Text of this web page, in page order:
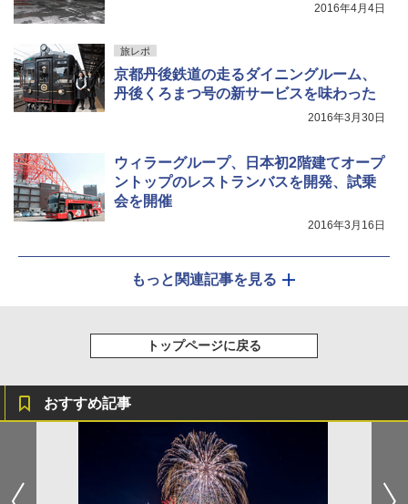
2016年4月4日
旅レポ
京都丹後鉄道の走るダイニングルーム、
丹後くろまつ号の新サービスを味わった
2016年3月30日
ウィラーグループ、日本初2階建てオープ
ントップのレストランバスを開発、試乗
会を開催
2016年3月16日
もっと関連記事を見る
トップページに戻る
おすすめ記事